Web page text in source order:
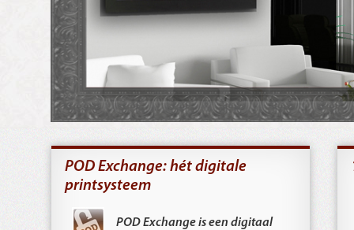
POD Exchange: hét digitale
printsysteem
POD Exchange is een digitaal